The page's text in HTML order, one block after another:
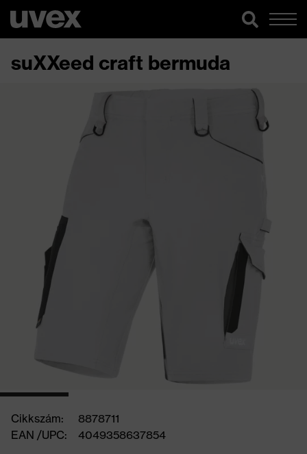
suXXeed craft bermuda
Cikkszám:
8878711
EAN /UPC:
4049358637854